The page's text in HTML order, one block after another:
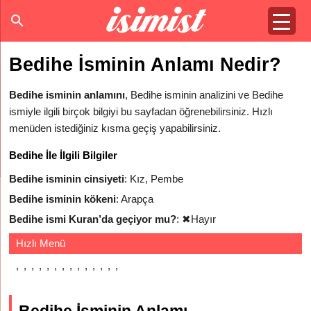
Bedihe İsminin Anlamı Nedir?
Bedihe isminin anlamını, Bedihe isminin analizini ve Bedihe
ismiyle ilgili birçok bilgiyi bu sayfadan öğrenebilirsiniz. Hızlı
menüden istediğiniz kısma geçiş yapabilirsiniz.
Bedihe İle İlgili Bilgiler
Bedihe isminin cinsiyeti: Kız, Pembe
Bedihe isminin kökeni: Arapça
Bedihe ismi Kuran’da geçiyor mu?: ✖Hayır
Hızlı Menü